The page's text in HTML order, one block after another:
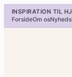
Spring
INSPIRATION TIL
ForsideOm os